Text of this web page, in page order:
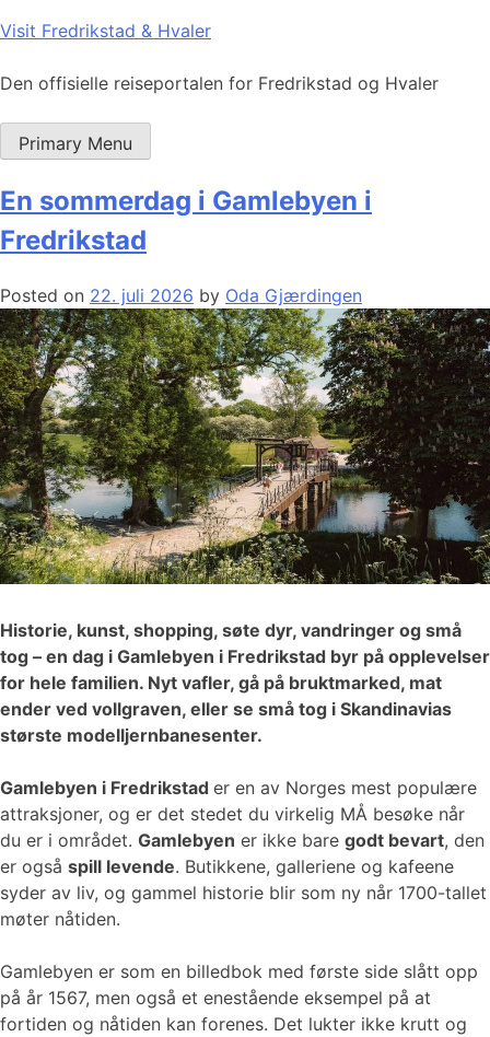
Skip
content
Visit Fredrikstad & Hvaler
Den offisielle reiseportalen for Fredrikstad og Hvaler
Primary Menu
En sommerdag i Gamlebyen i
Fredrikstad
Posted on 22. juli 2026 by Oda Gjærdingen
Historie, kunst, shopping, søte dyr, vandringer og små
tog – en dag i Gamlebyen i Fredrikstad byr på opplevelser
for hele familien. Nyt vafler, gå på bruktmarked, mat
ender ved vollgraven, eller se små tog i Skandinavias
største modelljernbanesenter.
Gamlebyen i Fredrikstad er en av Norges mest populære
attraksjoner, og er det stedet du virkelig MÅ besøke når
du er i området. Gamlebyen er ikke bare godt bevart, den
er også spill levende. Butikkene, galleriene og kafeene
syder av liv, og gammel historie blir som ny når 1700-tallet
møter nåtiden.
Gamlebyen er som en billedbok med første side slått opp
på år 1567, men også et enestående eksempel på at
fortiden og nåtiden kan forenes. Det lukter ikke krutt og